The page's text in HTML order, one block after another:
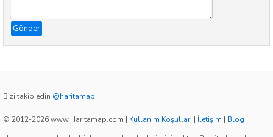
Gönder
Bizi takip edin @haritamap
© 2012-2026 www.Haritamap.com | Kullanım Koşulları | İletişim | Blog